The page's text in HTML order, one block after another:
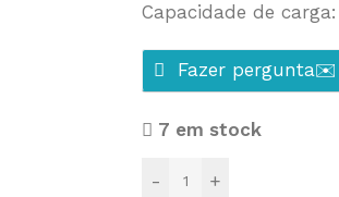
Capacidade de
Fazer pergunta✉️
7 em stock
- +